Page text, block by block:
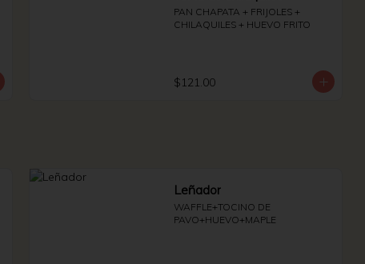
PAN CHAPATA + FRIJOLES +
CHILAQUILES + HUEVO FRITO
$121.00
Leñador
WAFFLE+TOCINO DE
PAVO+HUEVO+MAPLE